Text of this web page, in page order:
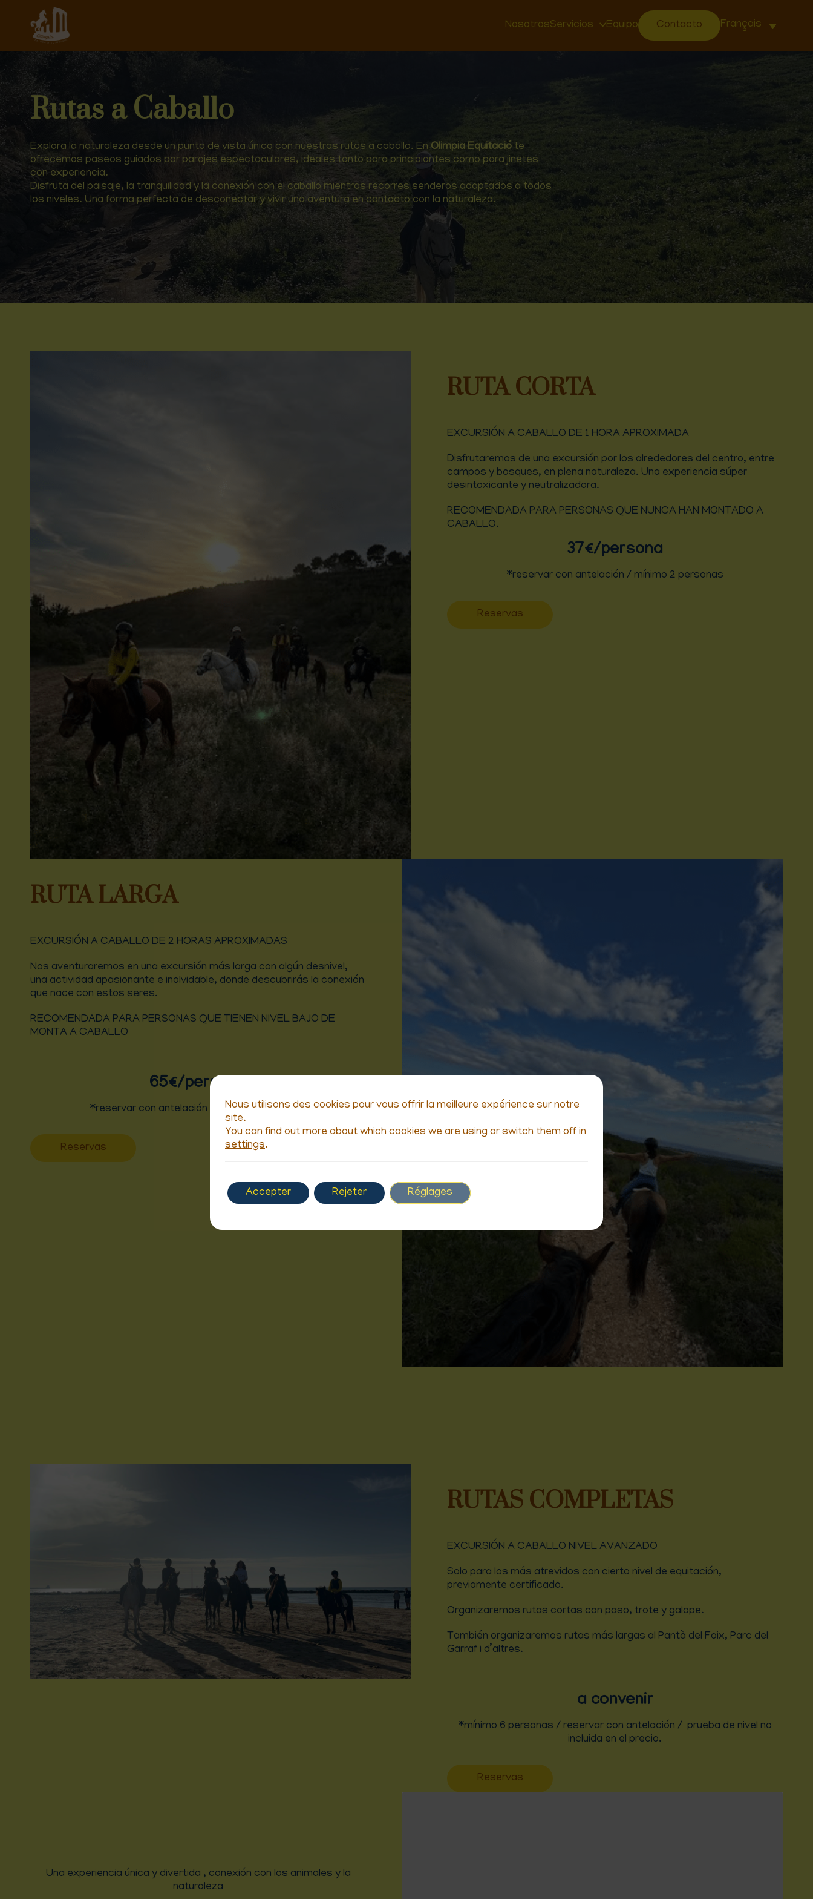
NosotrosServicios Equipo Contacto Français
Rutas a Caballo
Explora la naturaleza desde un punto de vista único con nuestras rutas a caballo. En Olimpia Equitació te
ofrecemos paseos guiados por parajes espectaculares, ideales tanto para principiantes como para jinetes
con experiencia.
Disfruta del paisaje, la tranquilidad y la conexión con el caballo mientras recorres senderos adaptados a todos
los niveles. Una forma perfecta de desconectar y vivir una aventura en contacto con la naturaleza.
RUTA CORTA
EXCURSIÓN A CABALLO DE 1 HORA APROXIMADA
Disfrutaremos de una excursión por los alrededores del centro, entre
campos y bosques, en plena naturaleza. Una experiencia súper
desintoxicante y neutralizadora.
RECOMENDADA PARA PERSONAS QUE NUNCA HAN MONTADO A
CABALLO.
37€/persona
*reservar con antelación / mínimo 2 personas
Reservas
RUTA LARGA
EXCURSIÓN A CABALLO DE 2 HORAS APROXIMADAS
Nos aventuraremos en una excursión más larga con algún desnivel,
una actividad apasionante e inolvidable, donde descubrirás la conexión
que nace con estos seres.
RECOMENDADA PARA PERSONAS QUE TIENEN NIVEL BAJO DE
MONTA A CABALLO
65€/persona
*reservar con antelación / mínimo 2 personas
Reservas
RUTAS COMPLETAS
EXCURSIÓN A CABALLO NIVEL AVANZADO
Solo para los más atrevidos con cierto nivel de equitación,
previamente certificado.
Organizaremos rutas cortas con paso, trote y galope.
También organizaremos rutas más largas al Pantà del Foix, Parc del
Garraf i d’altres.
a convenir
*mínimo 6 personas / reservar con antelación / prueba de nivel no
incluida en el precio.
Reservas
Una experiencia única y divertida , conexión con los animales y la
naturaleza
Nous utilisons des cookies pour vous offrir la meilleure expérience sur notre
site.
You can find out more about which cookies we are using or switch them off in
settings.
Accepter Rejeter Réglages